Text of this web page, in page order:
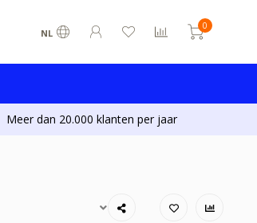
NL
0
Meer dan 20.000 klanten per jaar